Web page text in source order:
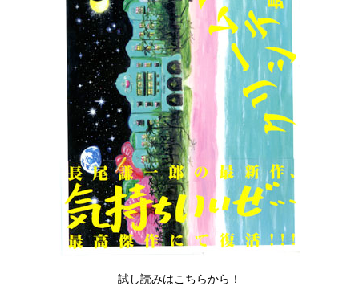
試し読みはこちらから！